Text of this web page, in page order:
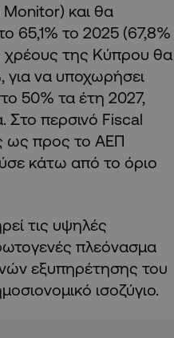
Monitor) και θα
65,1% το 2025 (67,8%
χρέους της Κύπρου θα
για να υποχωρήσει
50% τα έτη 2027,
Στο περσινό Fiscal
ως προς το ΑΕΠ
κάτω από το όριο
τις υψηλές
πλεόνασμα
εξυπηρέτησης του
ισοζύγιο.